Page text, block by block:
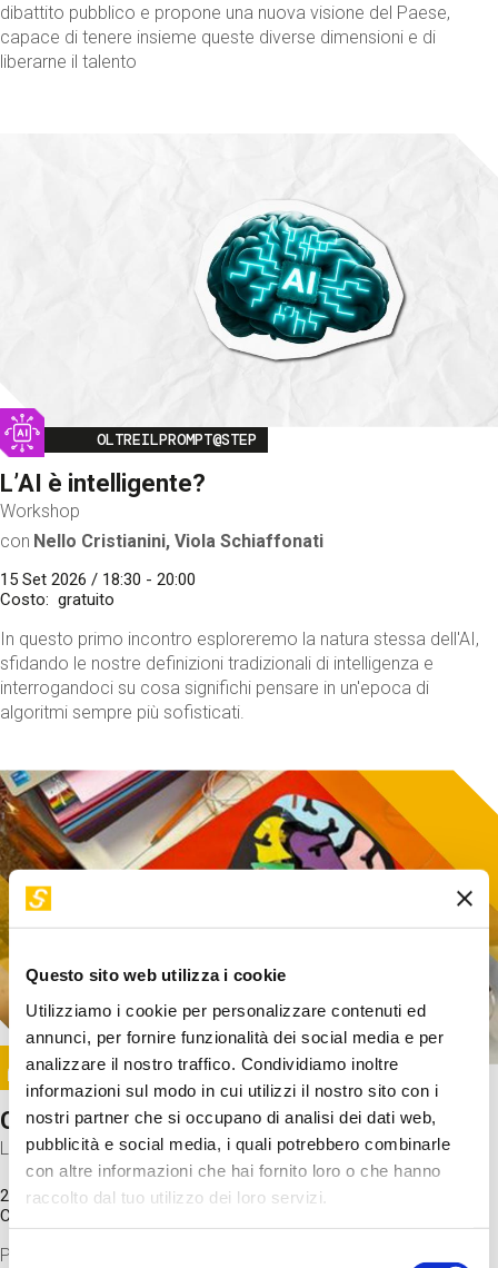
Questo sito web utilizza i cookie
Utilizziamo i cookie per personalizzare contenuti ed
annunci, per fornire funzionalità dei social media e per
analizzare il nostro traffico. Condividiamo inoltre
informazioni sul modo in cui utilizzi il nostro sito con i
nostri partner che si occupano di analisi dei dati web,
pubblicità e social media, i quali potrebbero combinarle
con altre informazioni che hai fornito loro o che hanno
raccolto dal tuo utilizzo dei loro servizi.
Selezione
dibattito pubblico e propone una nuova visione del Paese,
capace di tenere insieme queste diverse dimensioni e di
liberarne il talento
Image
OLTREILPROMPT@STEP
L’AI è intelligente?
Workshop
con Nello Cristianini, Viola Schiaffonati
15 Set 2026 / 18:30 - 20:00
Costo
gratuito
In questo primo incontro esploreremo la natura stessa dell'AI,
sfidando le nostre definizioni tradizionali di intelligenza e
interrogandoci su cosa significhi pensare in un'epoca di
algoritmi sempre più sofisticati.
Image
SUNDAY@STEP
Come funziona il cervello?
Laboratorio
20 Set 2026 / 11:15 - 13:00
Costo
Proveremo a costruire un cervello in cartoncino cercando di